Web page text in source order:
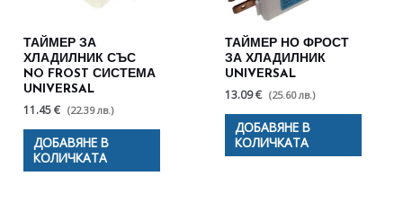
ТАЙМЕР ЗА
ХЛАДИЛНИК СЪС
NO FROST СИСТЕМА
UNIVERSAL
11.45 € (22.39 лв.)
ДОБАВЯНЕ В
КОЛИЧКАТА
ТАЙМЕР НО ФРОСТ
ЗА ХЛАДИЛНИК
UNIVERSAL
13.09 € (25.60 лв.)
ДОБАВЯНЕ В
КОЛИЧКАТА